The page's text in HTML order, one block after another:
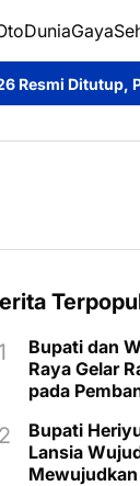
DuniaGaya
Apresiasi
Bupati dan
Raya Gelar
pada
Bupati
Lansia